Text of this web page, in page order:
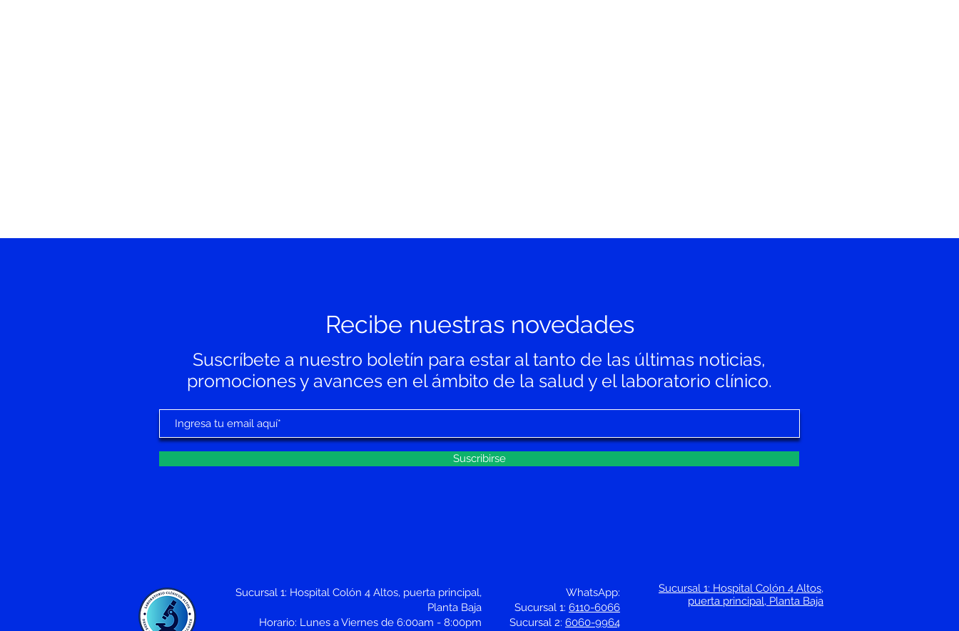
Recibe nuestras novedades
Suscríbete a nuestro boletín para estar al tanto de las últimas noticias,
promociones y avances en el ámbito de la salud y el laboratorio clínico.
Suscribirse
Sucursal 1: Hospital Colón 4 Altos, puerta principal,
Planta Baja
Horario: Lunes a Viernes de 6:00am - 8:00pm
WhatsApp:
Sucursal 1: 6110-6066
Sucursal 2: 6060-9964
Sucursal 1: Hospital Colón 4 Altos,
puerta principal, Planta Baja